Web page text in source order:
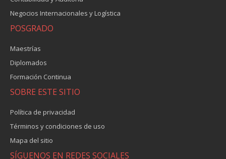
Negocios Internacionales y Logística
POSGRADO
Maestrías
Diplomados
Formación Continua
SOBRE ESTE SITIO
Política de privacidad
Términos y condiciones de uso
Mapa del sitio
SÍGUENOS EN REDES SOCIALES